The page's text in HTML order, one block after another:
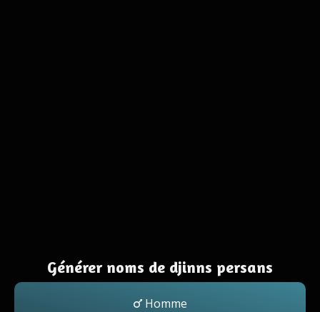
Générer noms de djinns persans
Homme